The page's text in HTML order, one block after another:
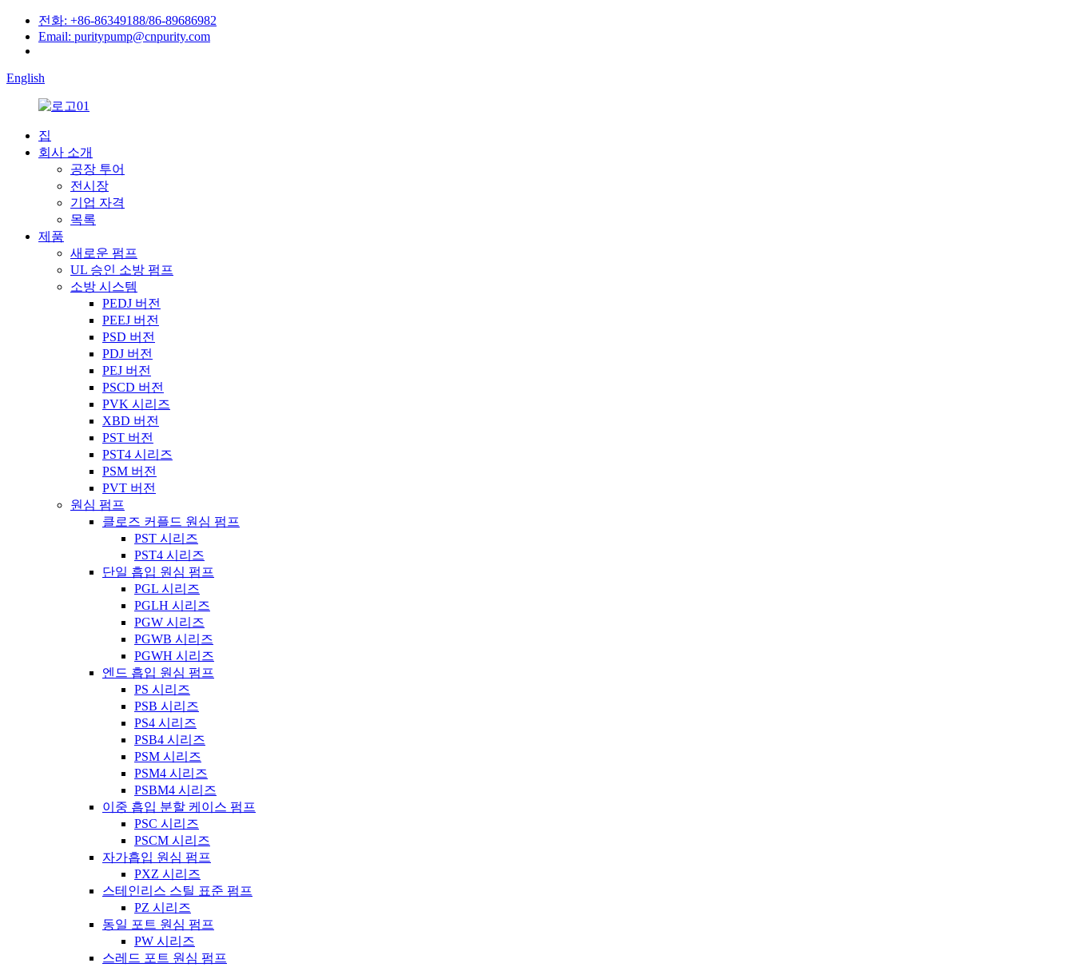
전화: +86-86349188/86-89686982
Email: puritypump@cnpurity.com
English
집
회사 소개
공장 투어
전시장
기업 자격
목록
제품
새로운 펌프
UL 승인 소방 펌프
소방 시스템
PEDJ 버전
PEEJ 버전
PSD 버전
PDJ 버전
PEJ 버전
PSCD 버전
PVK 시리즈
XBD 버전
PST 버전
PST4 시리즈
PSM 버전
PVT 버전
원심 펌프
클로즈 커플드 원심 펌프
PST 시리즈
PST4 시리즈
단일 흡입 원심 펌프
PGL 시리즈
PGLH 시리즈
PGW 시리즈
PGWB 시리즈
PGWH 시리즈
엔드 흡입 원심 펌프
PS 시리즈
PSB 시리즈
PS4 시리즈
PSB4 시리즈
PSM 시리즈
PSM4 시리즈
PSBM4 시리즈
이중 흡입 분할 케이스 펌프
PSC 시리즈
PSCM 시리즈
자가흡입 원심 펌프
PXZ 시리즈
스테인리스 스틸 표준 펌프
PZ 시리즈
동일 포트 원심 펌프
PW 시리즈
스레드 포트 원심 펌프